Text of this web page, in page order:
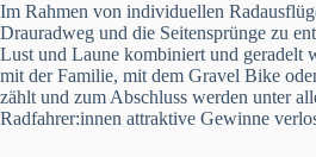
Im Rahmen von individuellen
Drauradweg und die Seitensprünge zu
Lust und Laune kombiniert und geradelt
mit der Familie, mit dem Gravel Bike
zählt und zum Abschluss werden unter
Radfahrer:innen attraktive Gewinne